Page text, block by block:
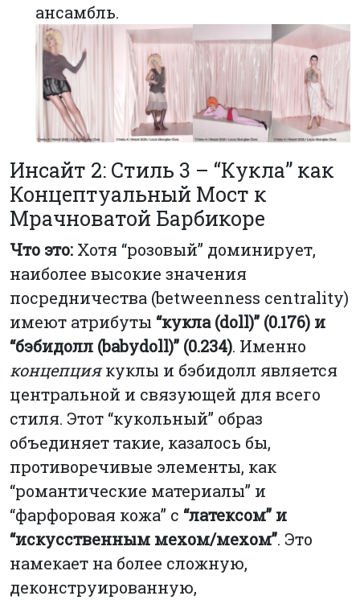
ансамбль.
Инсайт 2: Стиль 3 – “Кукла” как
Концептуальный Мост к
Мрачноватой Барбикоре
Что это: Хотя “розовый” доминирует,
наиболее высокие значения
посредничества (betweenness centrality)
имеют атрибуты “кукла (doll)” (0.176) и
“бэбидолл (babydoll)” (0.234). Именно
концепциякуклы и бэбидолл является
центральной и связующей для всего
стиля. Этот “кукольный” образ
объединяет такие, казалось бы,
противоречивые элементы, как
“романтические материалы” и
“фарфоровая кожа” с “латексом” и
“искусственным мехом/мехом”. Это
намекает на более сложную,
деконструированную,